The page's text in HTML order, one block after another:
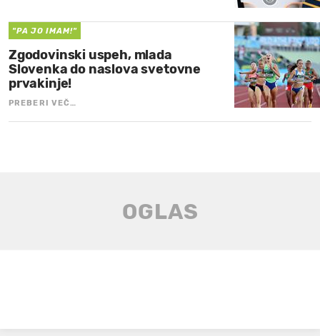
"PA JO IMAM!"
Zgodovinski uspeh, mlada
Slovenka do naslova svetovne
prvakinje!
PREBERI VEČ…